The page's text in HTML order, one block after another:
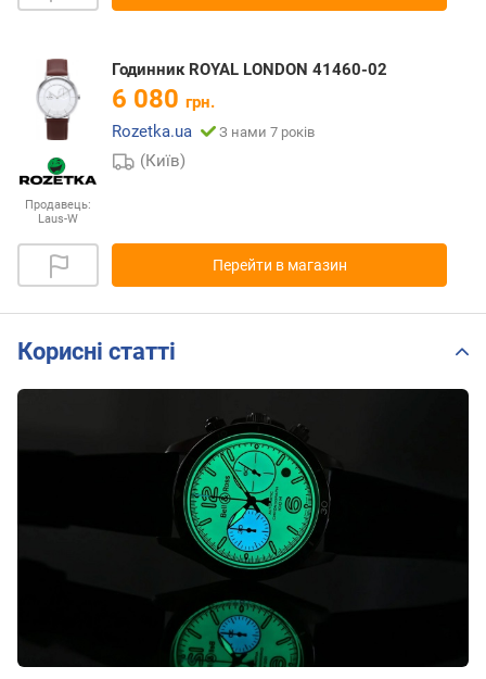
Продавець:
Laus-W
Годинник ROYAL LONDON 41460-02
6 080 грн.
Rozetka.ua
З нами 7 років
(Київ)
Перейти в магазин
Корисні статті